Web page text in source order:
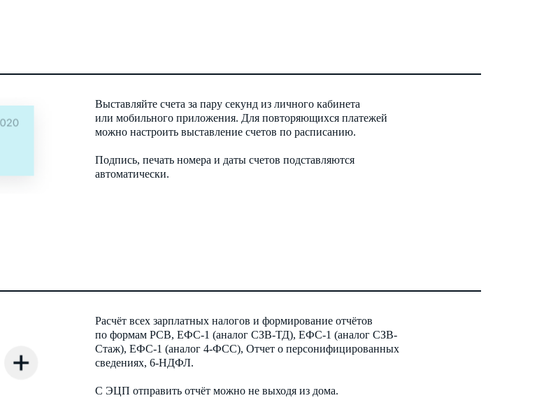
Выставляйте счета за пару секунд из личного кабинета
или мобильного приложения. Для повторяющихся платежей
можно настроить выставление счетов по расписанию.
Подпись, печать номера и даты счетов подставляются
автоматически.
Расчёт всех зарплатных налогов и формирование отчётов
по формам РСВ, ЕФС-1 (аналог СЗВ-ТД), ЕФС-1 (аналог СЗВ-
Стаж), ЕФС-1 (аналог 4-ФСС), Отчет о персонифицированных
сведениях, 6-НДФЛ.
С ЭЦП отправить отчёт можно не выходя из дома.